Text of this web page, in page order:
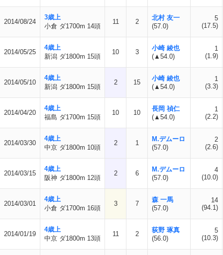
2014/08/24
3歳上
小倉 ダ1700m 14頭
11 2
北村 友一
(57.0)
5
(17.5)
2014/05/25
4歳上
新潟 ダ1800m 15頭
10 3
小崎 綾也
(▲54.0)
1
(1.9)
2014/05/10
4歳上
新潟 ダ1800m 15頭
2 15
小崎 綾也
(▲54.0)
1
(3.3)
2014/04/20
4歳上
福島 ダ1700m 15頭
10 10
長岡 禎仁
(▲54.0)
1
(2.2)
2014/03/30
4歳上
中京 ダ1800m 10頭
2 1
M.デムーロ
(57.0)
2
(2.6)
2014/03/15
4歳上
阪神 ダ1800m 12頭
2 6
M.デムーロ
(57.0)
4
(10.0)
2014/03/01
4歳上
小倉 ダ1700m 16頭
3 7
森 一馬
(57.0)
14
(94.1)
2014/01/19
4歳上
中京 ダ1800m 13頭
11 2
荻野 琢真
(56.0)
5
(10.3)